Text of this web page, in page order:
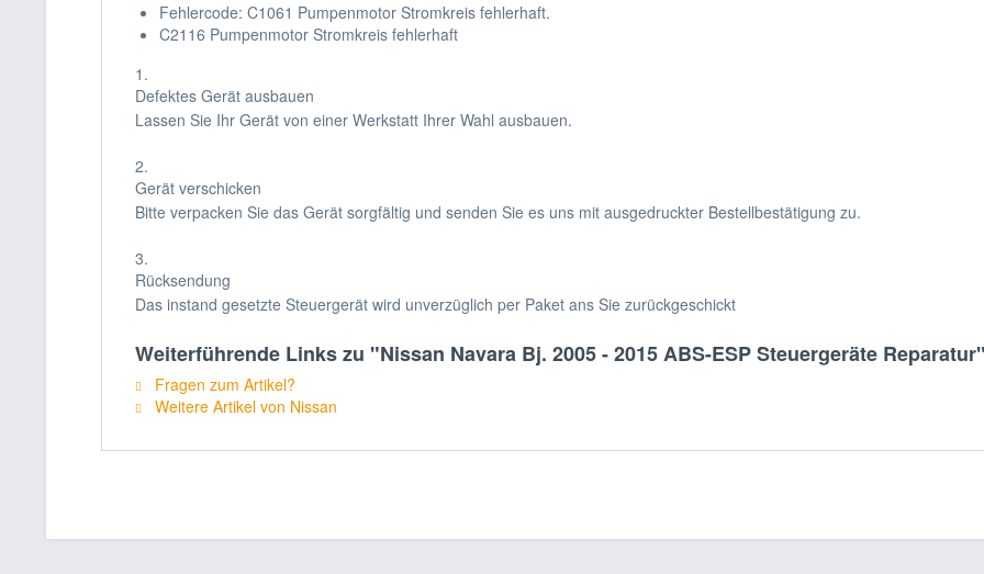
Fehlercode: C1061 Pumpenmotor Stromkreis fehlerhaft.
C2116 Pumpenmotor Stromkreis fehlerhaft
1.
Defektes Gerät ausbauen
Lassen Sie Ihr Gerät von einer Werkstatt Ihrer Wahl ausbauen.
2.
Gerät verschicken
Bitte verpacken Sie das Gerät sorgfältig und senden Sie es uns mit ausgedruckter Bestellbestätigung zu.
3.
Rücksendung
Das instand gesetzte Steuergerät wird unverzüglich per Paket ans Sie zurückgeschickt
Weiterführende Links zu "Nissan Navara Bj. 2005 - 2015 ABS-ESP Steuergeräte
Fragen zum Artikel?
Weitere Artikel von Nissan